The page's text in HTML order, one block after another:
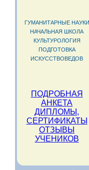
ГУМАНИТАРНЫЕ НАУКИ
НАЧАЛЬНАЯ ШКОЛА
КУЛЬТУРОЛОГИЯ
ПОДГОТОВКА
ИСКУССТВОВЕДОВ
ПОДРОБНАЯ
АНКЕТА
ДИПЛОМЫ,
СЕРТИФИКАТЫ
ОТЗЫВЫ
УЧЕНИКОВ